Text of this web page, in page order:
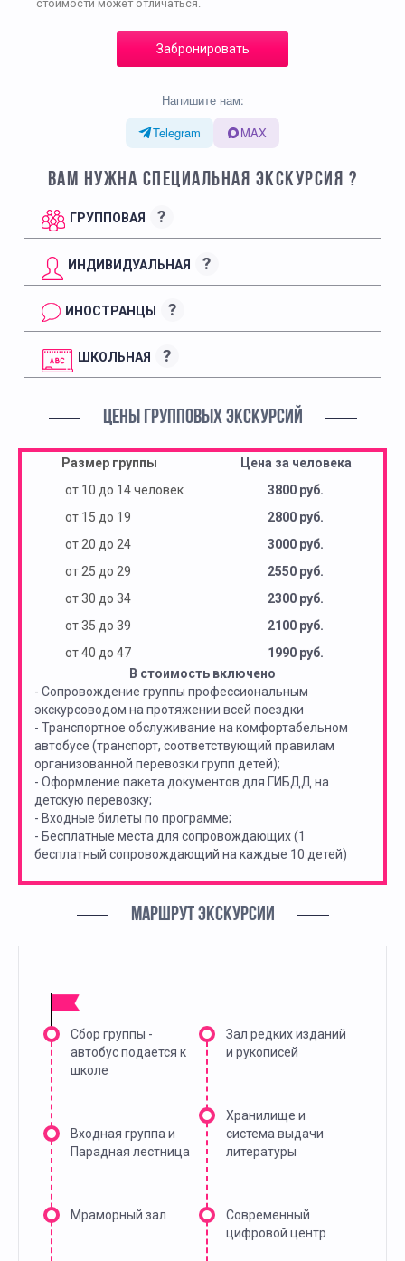
стоимости может отличаться.
Забронировать
Напишите нам:
Telegram
MAX
ВАМ НУЖНА СПЕЦИАЛЬНАЯ ЭКСКУРСИЯ ?
ГРУППОВАЯ ?
ИНДИВИДУАЛЬНАЯ ?
ИНОСТРАНЦЫ ?
ШКОЛЬНАЯ ?
ЦЕНЫ ГРУППОВЫХ ЭКСКУРСИЙ
Размер группы
Цена за человека
от 10 до 14 человек
3800 руб.
от 15 до 19
2800 руб.
от 20 до 24
3000 руб.
от 25 до 29
2550 руб.
от 30 до 34
2300 руб.
от 35 до 39
2100 руб.
от 40 до 47
1990 руб.
В стоимость включено
- Сопровождение группы профессиональным
экскурсоводом на протяжении всей поездки
- Транспортное обслуживание на комфортабельном
автобусе (транспорт, соответствующий правилам
организованной перевозки групп детей);
- Оформление пакета документов для ГИБДД на
детскую перевозку;
- Входные билеты по программе;
- Бесплатные места для сопровождающих (1
бесплатный сопровождающий на каждые 10 детей)
МАРШРУТ ЭКСКУРСИИ
Сбор группы -
автобус подается к
школе
Входная группа и
Парадная лестница
Мраморный зал
Зал редких изданий
и рукописей
Хранилище и
система выдачи
литературы
Современный
цифровой центр